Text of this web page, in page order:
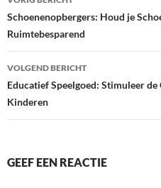
navigatie
Schoenenopbergers: Houd je
Ruimtebesparend
VOLGEND BERICHT
Educatief Speelgoed: Stimuleer
Kinderen
GEEF EEN REACTIE